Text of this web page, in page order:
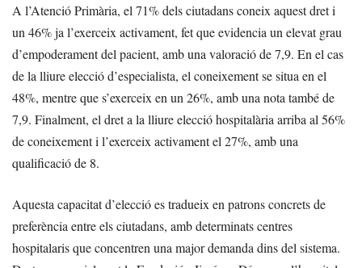
A l’Atenció Primària, el 71% dels ciutadans coneix aquest dret i
un 46% ja l’exerceix activament, fet que evidencia un elevat grau
d’empoderament del pacient, amb una valoració de 7,9. En el cas
de la lliure elecció d’especialista, el coneixement se situa en el
48%, mentre que s’exerceix en un 26%, amb una nota també de
7,9. Finalment, el dret a la lliure elecció hospitalària arriba al 56%
de coneixement i l’exerceix activament el 27%, amb una
qualificació de 8.
Aquesta capacitat d’elecció es tradueix en patrons concrets de
preferència entre els ciutadans, amb determinats centres
hospitalaris que concentren una major demanda dins del sistema.